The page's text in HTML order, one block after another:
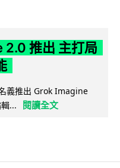
推出 主打局
義推出 Grok Imagine
...
閱讀全文